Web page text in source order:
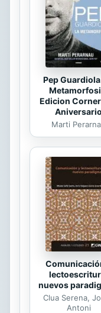
de
Pep
Edicion
Aniversario
Marti
nuevos
Clua Serena,
Antoni